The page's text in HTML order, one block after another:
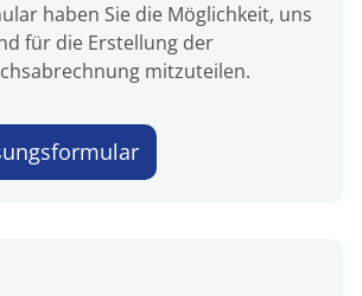
haben Sie die Möglichkeit, uns
für die Erstellung der
mitzuteilen.